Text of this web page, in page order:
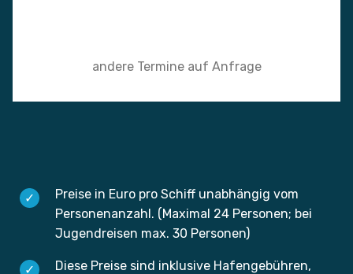
andere Termine auf Anfrage
Preise in Euro pro Schiff unabhängig vom
Personenanzahl. (Maximal 24 Personen; bei
Jugendreisen max. 30 Personen)
Diese Preise sind inklusive Hafengebühren,